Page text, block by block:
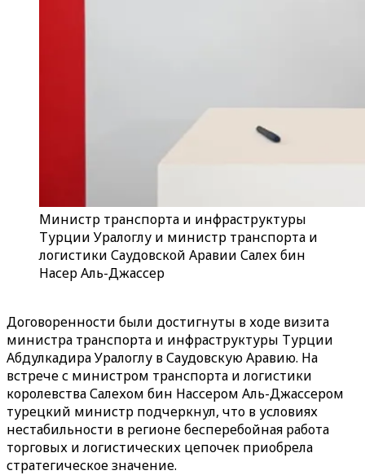
Министр транспорта и инфраструктуры
Турции Уралоглу и министр транспорта и
логистики Саудовской Аравии Салех бин
Насер Аль-Джассер
Договоренности были достигнуты в ходе визита
министра транспорта и инфраструктуры Турции
Абдулкадира Уралоглу в Саудовскую Аравию. На
встрече с министром транспорта и логистики
королевства Салехом бин Нассером Аль-Джассером
турецкий министр подчеркнул, что в условиях
нестабильности в регионе бесперебойная работа
торговых и логистических цепочек приобрела
стратегическое значение.